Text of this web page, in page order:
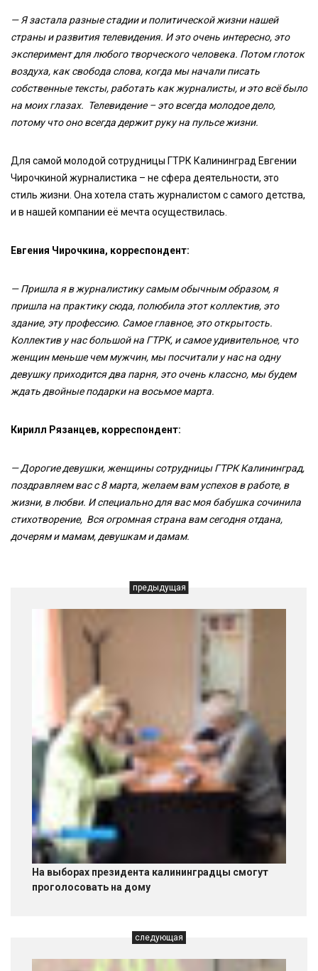
— Я застала разные стадии и политической жизни нашей
страны и развития телевидения. И это очень интересно, это
эксперимент для любого творческого человека. Потом глоток
воздуха, как свобода слова, когда мы начали писать
собственные тексты, работать как журналисты, и это всё было
на моих глазах. Телевидение – это всегда молодое дело,
потому что оно всегда держит руку на пульсе жизни.
Для самой молодой сотрудницы ГТРК Калининград Евгении
Чирочкиной журналистика – не сфера деятельности, это
стиль жизни. Она хотела стать журналистом с самого детства,
и в нашей компании её мечта осуществилась.
Евгения Чирочкина, корреспондент:
— Пришла я в журналистику самым обычным образом, я
пришла на практику сюда, полюбила этот коллектив, это
здание, эту профессию. Самое главное, это открытость.
Коллектив у нас большой на ГТРК, и самое удивительное, что
женщин меньше чем мужчин, мы посчитали у нас на одну
девушку приходится два парня, это очень классно, мы будем
ждать двойные подарки на восьмое марта.
Кирилл Рязанцев, корреспондент:
— Дорогие девушки, женщины сотрудницы ГТРК Калининград,
поздравляем вас с 8 марта, желаем вам успехов в работе, в
жизни, в любви. И специально для вас моя бабушка сочинила
стихотворение, Вся огромная страна вам сегодня отдана,
дочерям и мамам, девушкам и дамам.
предыдущая
На выборах президента калининградцы смогут
проголосовать на дому
следующая